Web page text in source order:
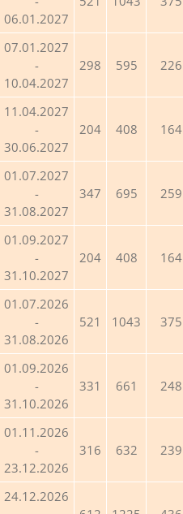
06.01.2027
07.01.2027
-
10.04.2027
298 595 226
11.04.2027
-
30.06.2027
204 408 164
01.07.2027
-
31.08.2027
347 695 259
01.09.2027
-
31.10.2027
204 408 164
01.07.2026
-
31.08.2026
521 1043 375
01.09.2026
-
31.10.2026
331 661 248
01.11.2026
-
23.12.2026
316 632 239
24.12.2026